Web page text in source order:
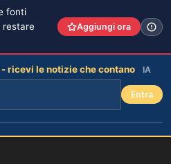
fonti
restare
Aggiungi ora
ricevi le notizie che contano IA
Entra